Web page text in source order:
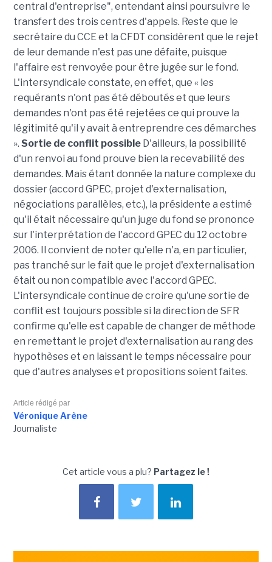
central d'entreprise", entendant ainsi poursuivre le
transfert des trois centres d'appels. Reste que le
secrétaire du CCE et la CFDT considèrent que le rejet
de leur demande n'est pas une défaite, puisque
l'affaire est renvoyée pour être jugée sur le fond.
L'intersyndicale constate, en effet, que « les
requérants n'ont pas été déboutés et que leurs
demandes n'ont pas été rejetées ce qui prouve la
légitimité qu'il y avait à entreprendre ces démarches
». Sortie de conflit possible D'ailleurs, la possibilité
d'un renvoi au fond prouve bien la recevabilité des
demandes. Mais étant donnée la nature complexe du
dossier (accord GPEC, projet d'externalisation,
négociations parallèles, etc.), la présidente a estimé
qu'il était nécessaire qu'un juge du fond se prononce
sur l'interprétation de l'accord GPEC du 12 octobre
2006. Il convient de noter qu'elle n'a, en particulier,
pas tranché sur le fait que le projet d'externalisation
était ou non compatible avec l'accord GPEC.
L'intersyndicale continue de croire qu'une sortie de
conflit est toujours possible si la direction de SFR
confirme qu'elle est capable de changer de méthode
en remettant le projet d'externalisation au rang des
hypothèses et en laissant le temps nécessaire pour
que d'autres analyses et propositions soient faites.
Article rédigé par
Véronique Arène
Journaliste
Cet article vous a plu? Partagez le !